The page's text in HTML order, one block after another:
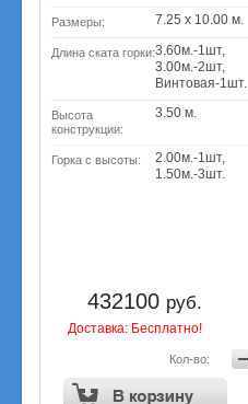
Размеры: 7.25 х 10.00 м.
Длина ската горки:3.60м.-1шт,
3.00м.-2шт,
Винтовая-1шт.
Высота
конструкции:
3.50 м.
Горка с высоты:
2.00м.-1шт,
1.50м.-3шт.
432100 руб.
Доставка: Бесплатно!
Кол-во: